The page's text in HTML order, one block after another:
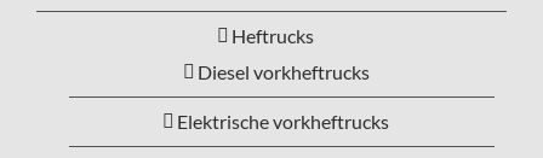
Heftrucks
Diesel vorkheftrucks
Elektrische vorkheftrucks